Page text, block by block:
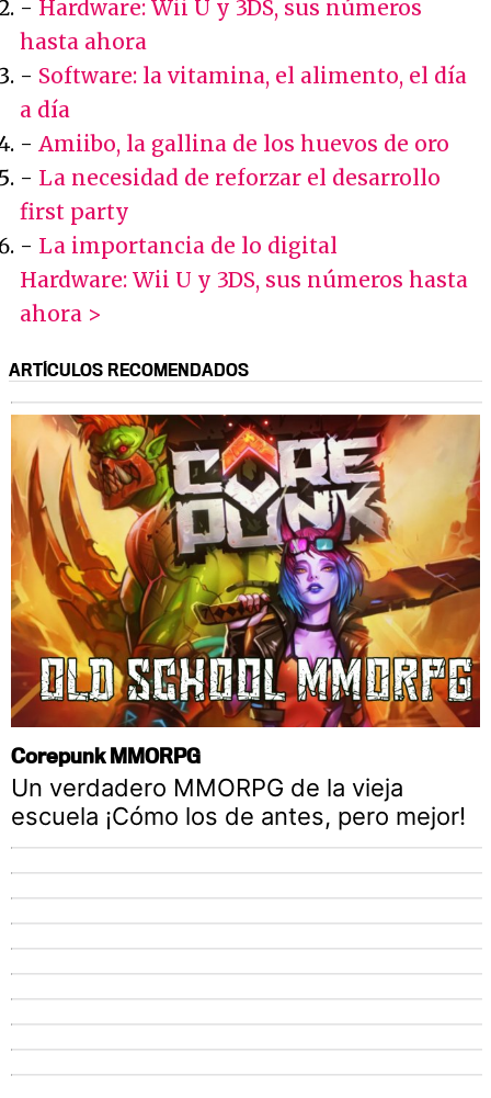
- Hardware: Wii U y 3DS, sus números
hasta ahora
- Software: la vitamina, el alimento, el día
a día
- Amiibo, la gallina de los huevos de oro
- La necesidad de reforzar el desarrollo
first party
- La importancia de lo digital
Hardware: Wii U y 3DS, sus números hasta
ahora >
ARTÍCULOS RECOMENDADOS
Corepunk MMORPG
Un verdadero MMORPG de la vieja
escuela ¡Cómo los de antes, pero mejor!